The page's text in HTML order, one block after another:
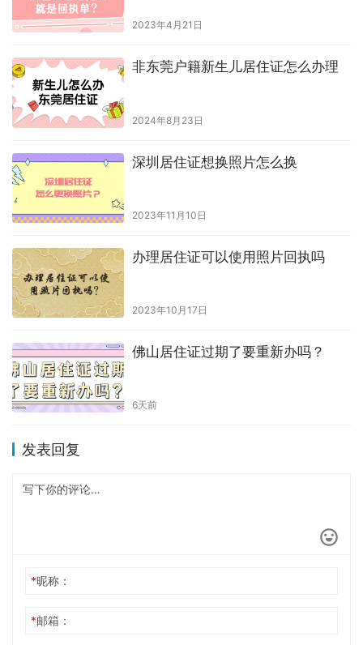
2023年4月21日
非东莞户籍新生儿居住证怎么办理
2024年8月23日
深圳居住证想换照片怎么换
2023年11月10日
办理居住证可以使用照片回执吗
2023年10月17日
佛山居住证过期了要重新办吗？
6天前
发表回复
*昵称：
*邮箱：